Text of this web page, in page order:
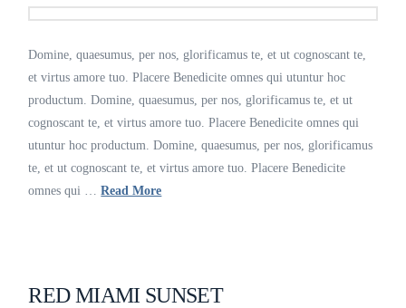
Domine, quaesumus, per nos, glorificamus te, et ut cognoscant te,
et virtus amore tuo. Placere Benedicite omnes qui utuntur hoc
productum. Domine, quaesumus, per nos, glorificamus te, et ut
cognoscant te, et virtus amore tuo. Placere Benedicite omnes qui
utuntur hoc productum. Domine, quaesumus, per nos, glorificamus
te, et ut cognoscant te, et virtus amore tuo. Placere Benedicite
omnes qui …Read More
RED MIAMI SUNSET